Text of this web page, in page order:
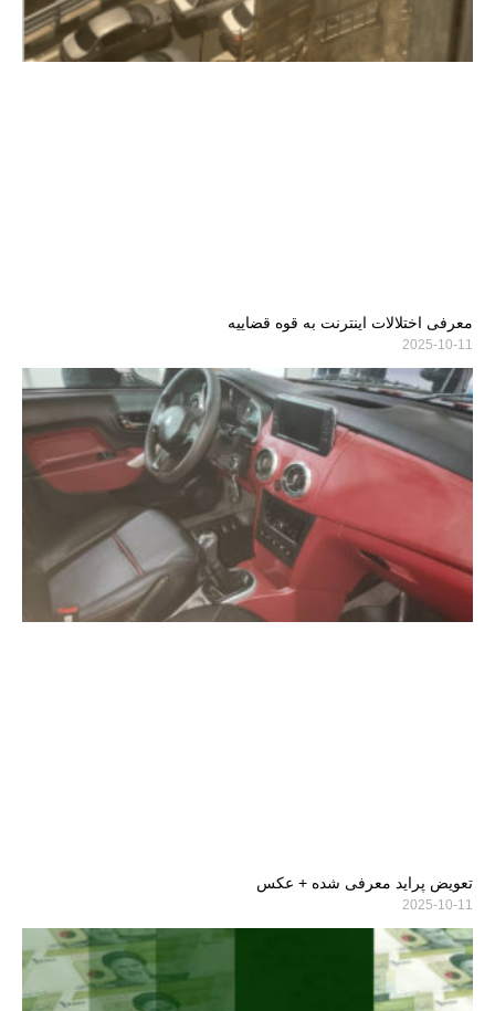
معرفی اختلالات اینترنت به قوه قضاییه
2025-10-11
تعویض پراید معرفی شده + عکس
2025-10-11